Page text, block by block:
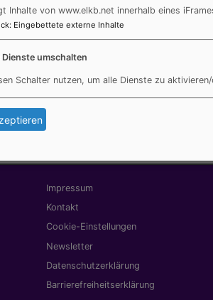
Schwerpunkt
Islamisch-Religiöse
Dr.
Leiter
Kirche
Fußbereichsmenü
Impressum
Kontakt
Cookie-Einstellungen
Newsletter
Datenschutzerklärung
Barrierefreiheitserklärung
Inhalte von www.elkb.net innerhalb eines
: Eingebettete externe Inhalte
Dienste umschalten
Schalter nutzen, um alle Dienste zu